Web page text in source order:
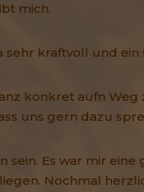
mich.
sehr kraftvoll und
konkret aufn Weg
uns gern dazu
sein. Es war mir
Nochmal